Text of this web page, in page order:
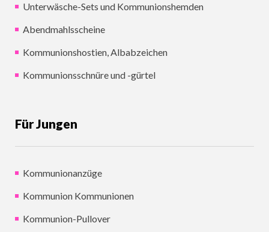
Unterwäsche-Sets und Kommunionshemden
Abendmahlsscheine
Kommunionshostien, Albabzeichen
Kommunionsschnüre und -gürtel
Für Jungen
Kommunionanzüge
Kommunion Kommunionen
Kommunion-Pullover